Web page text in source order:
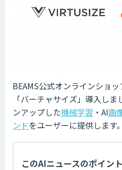
BEAMS公式オンラインショ
「バーチャサイズ」導入し
ンアップした機械学習 ・AI画
ンドをユーザーに提供します。
このAIニュースのポイント